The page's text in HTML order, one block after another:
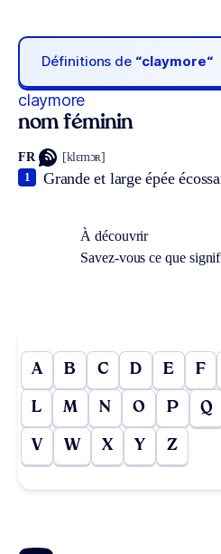
Définitions de “claymore“
claymore
nom féminin
FR [klɛmɔʀ]
Grande et large épée
1
À découvrir
Savez-vous ce que
A B C D E F
L M N O P Q
V W X Y Z